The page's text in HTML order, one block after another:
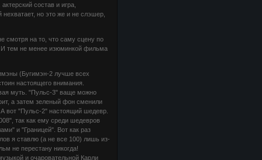
состав и игра,
но это же и не слэшер,
на то, что саму сцену по
И тем не менее изюминкой фильма
(Бугимэн-2 лучше всех
настоящего внимания.
муть. "Пульс-3" ваще можно
а затем зеленый фон сменили
вот "Пульс-2" настоящий шедевр.
так как ему среди шедевров
и "Границей". Вот как раз
я ставлю (а не все 100) лишь из-
не перестану никогда!
и очаровательной Карли